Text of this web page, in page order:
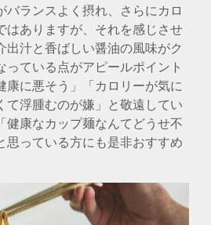
バランスよく摂れ、さらにカロ
はありますが、それを感じさせ
出汁と香ばしい醤油の風味がク
っている点がアピールポイント
康に悪そう」「カロリーが気に
て浮腫むのが嫌」と敬遠してい
健康なカップ麺なんてどうせ不
思っている方にも是非おすすめ